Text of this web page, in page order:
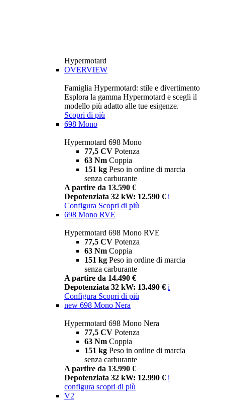
Hypermotard
OVERVIEW
Famiglia Hypermotard: stile e divertimento
Esplora la gamma Hypermotard e scegli il
modello più adatto alle tue esigenze.
Scopri di più
698 Mono
Hypermotard 698 Mono
77,5 CV Potenza
63 Nm Coppia
151 kg Peso in ordine di marcia
senza carburante
A partire da 13.590 €
Depotenziata 32 kW: 12.590 € i
Configura Scopri di più
698 Mono RVE
Hypermotard 698 Mono RVE
77,5 CV Potenza
63 Nm Coppia
151 kg Peso in ordine di marcia
senza carburante
A partire da 14.490 €
Depotenziata 32 kW: 13.490 € i
Configura Scopri di più
new 698 Mono Nera
Hypermotard 698 Mono Nera
77,5 CV Potenza
63 Nm Coppia
151 kg Peso in ordine di marcia
senza carburante
A partire da 13.990 €
Depotenziata 32 kW: 12.990 € i
configura scopri di più
V2